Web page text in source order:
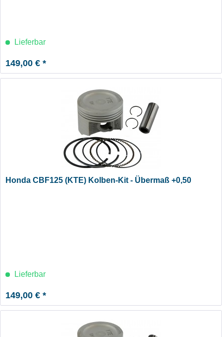
Lieferbar
149,00 € *
Honda CBF125 (KTE) Kolben-Kit - Übermaß +0,50
Lieferbar
149,00 € *